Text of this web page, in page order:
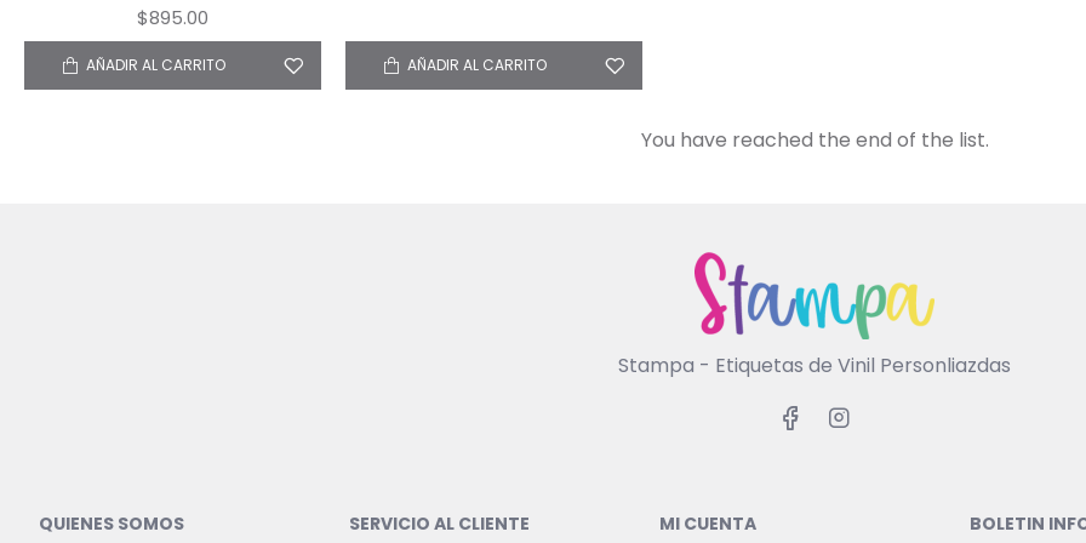
$895.00
AÑADIR AL CARRITO AÑADIR AL CARRITO
You have reached the end of the list.
Stampa - Etiquetas de Vinil Personliazdas
QUIENES SOMOS SERVICIO AL CLIENTE MI CUENTA BOLETIN